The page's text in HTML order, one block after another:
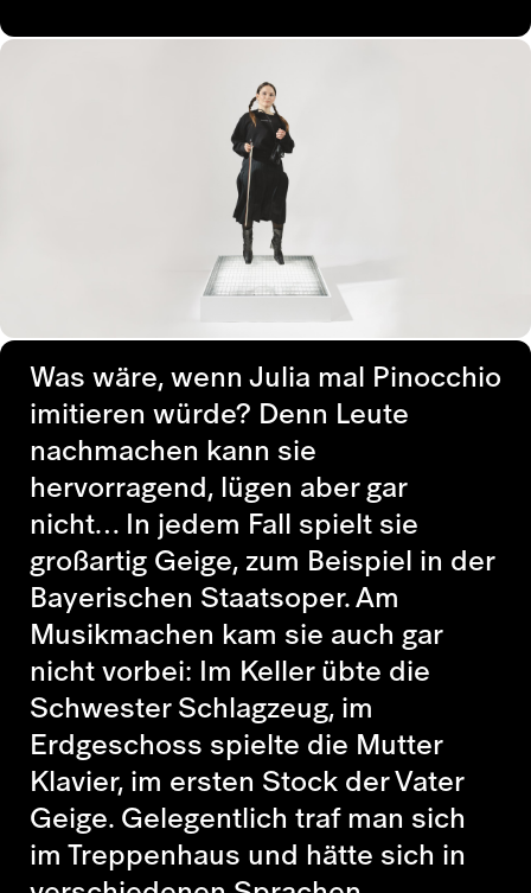
Was wäre, wenn Julia mal Pinocchio
imitieren würde? Denn Leute
nachmachen kann sie
hervorragend, lügen aber gar
nicht… In jedem Fall spielt sie
großartig Geige, zum Beispiel in der
Bayerischen Staatsoper. Am
Musikmachen kam sie auch gar
nicht vorbei: Im Keller übte die
Schwester Schlagzeug, im
Erdgeschoss spielte die Mutter
Klavier, im ersten Stock der Vater
Geige. Gelegentlich traf man sich
im Treppenhaus und hätte sich in